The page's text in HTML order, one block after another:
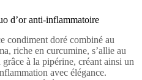
d’or anti-inflammatoire
condiment doré combiné au
riche en curcumine, s’allie au
à la pipérine, créant ainsi un
avec élégance.